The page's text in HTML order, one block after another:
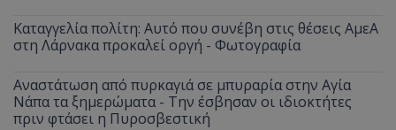
Καταγγελία πολίτη: Αυτό που συνέβη στις θέσεις ΑμεΑ
στη Λάρνακα προκαλεί οργή - Φωτογραφία
Αναστάτωση από πυρκαγιά σε μπυραρία στην Αγία
Νάπα τα ξημερώματα - Την έσβησαν οι ιδιοκτήτες
πριν φτάσει η Πυροσβεστική